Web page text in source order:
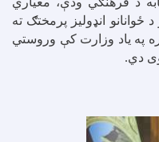
انډولیز پرمختګ ته
په یاد وزارت کې وروستي
دي.